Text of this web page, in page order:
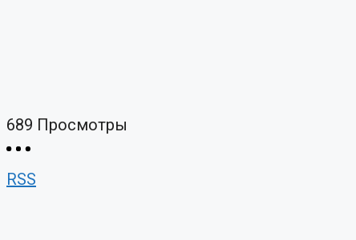
689 Просмотры
RSS